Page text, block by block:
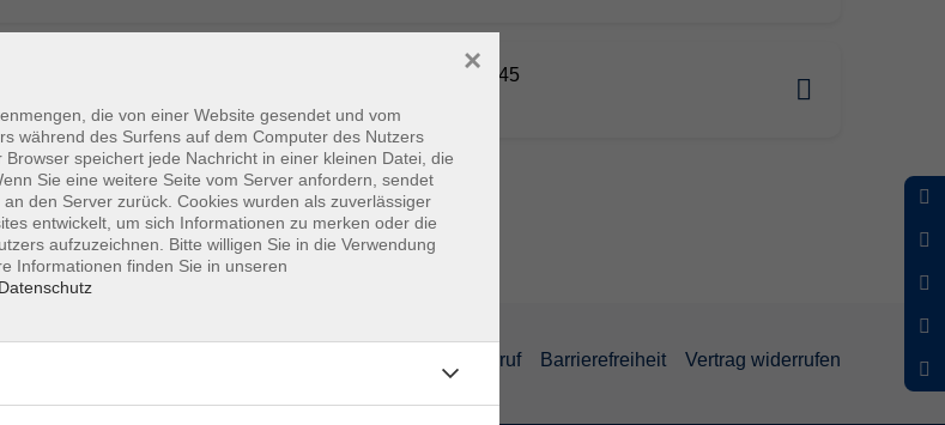
Yoga und Meditation
Fr. 06.11.2026 17:45
AGB und Widerruf Barrierefreiheit Vertrag widerrufen
die von einer Website gesendet und vom
während des Surfens auf dem Computer des Nutzers
speichert jede Nachricht in einer kleinen Datei, die
Sie eine weitere Seite vom Server anfordern, sendet
den Server zurück. Cookies wurden als zuverlässiger
entwickelt, um sich Informationen zu merken oder die
aufzuzeichnen. Bitte willigen Sie in die Verwendung
Informationen finden Sie in unseren
Datenschutz
×